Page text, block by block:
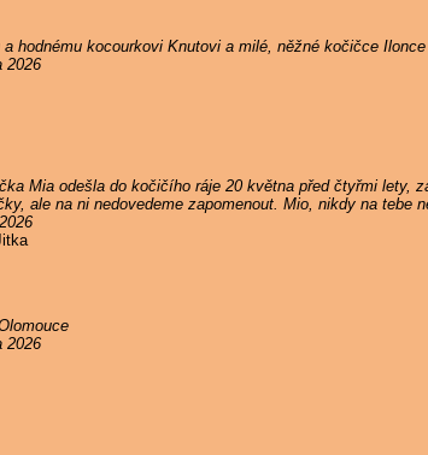
a hodnému kocourkovi Knutovi a milé, něžné kočičce
2026
Mia odešla do kočičího ráje 20 května před čtyřmi lety,
ale na ni nedovedeme zapomenout. Mio, nikdy na tebe
2026